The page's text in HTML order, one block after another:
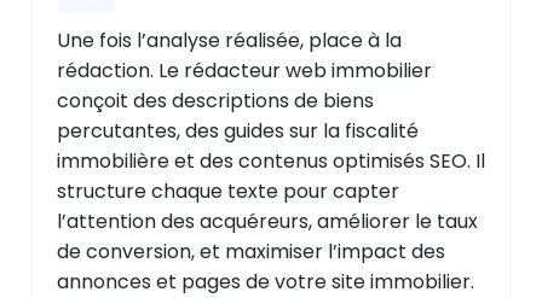
Une fois l’analyse réalisée, place à la
rédaction. Le rédacteur web immobilier
conçoit des descriptions de biens
percutantes, des guides sur la fiscalité
immobilière et des contenus optimisés SEO. Il
structure chaque texte pour capter
l’attention des acquéreurs, améliorer le taux
de conversion, et maximiser l’impact des
annonces et pages de votre site immobilier.